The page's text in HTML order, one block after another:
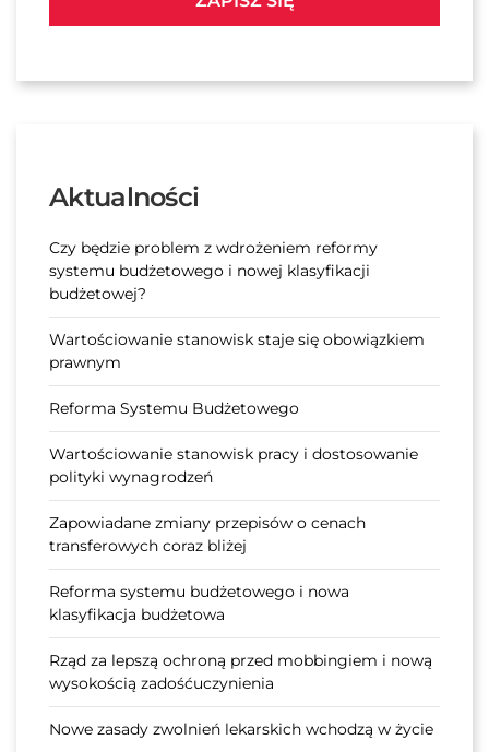
Aktualności
Czy będzie problem z wdrożeniem reformy
systemu budżetowego i nowej klasyfikacji
budżetowej?
Wartościowanie stanowisk staje się obowiązkiem
prawnym
Reforma Systemu Budżetowego
Wartościowanie stanowisk pracy i dostosowanie
polityki wynagrodzeń
Zapowiadane zmiany przepisów o cenach
transferowych coraz bliżej
Reforma systemu budżetowego i nowa
klasyfikacja budżetowa
Rząd za lepszą ochroną przed mobbingiem i nową
wysokością zadośćuczynienia
Nowe zasady zwolnień lekarskich wchodzą w życie